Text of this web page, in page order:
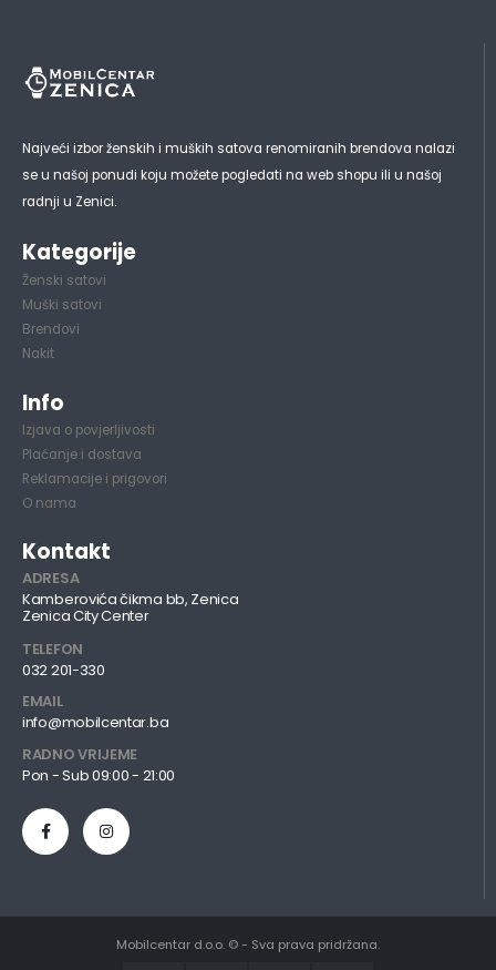
Najveći izbor ženskih i muških satova renomiranih brendova nalazi
se u našoj ponudi koju možete pogledati na web shopu ili u našoj
radnji u Zenici.
Kategorije
Ženski satovi
Muški satovi
Brendovi
Nakit
Info
Izjava o povjerljivosti
Plaćanje i dostava
Reklamacije i prigovori
O nama
Kontakt
ADRESA
Kamberovića čikma bb, Zenica
Zenica City Center
TELEFON
032 201-330
EMAIL
info@mobilcentar.ba
RADNO VRIJEME
Pon - Sub 09:00 - 21:00
Mobilcentar d.o.o. © - Sva prava pridržana.